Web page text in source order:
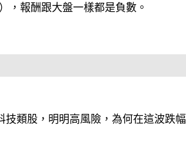
，報酬跟大盤一樣都是負數。
類股，明明高風險，為何在這波跌